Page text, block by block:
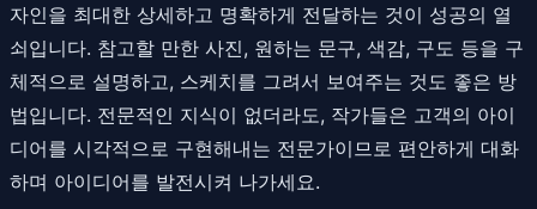
자인을 최대한 상세하고 명확하게 전달하는 것이 성공의 열
쇠입니다. 참고할 만한 사진, 원하는 문구, 색감, 구도 등을 구
체적으로 설명하고, 스케치를 그려서 보여주는 것도 좋은 방
법입니다. 전문적인 지식이 없더라도, 작가들은 고객의 아이
디어를 시각적으로 구현해내는 전문가이므로 편안하게 대화
하며 아이디어를 발전시켜 나가세요.